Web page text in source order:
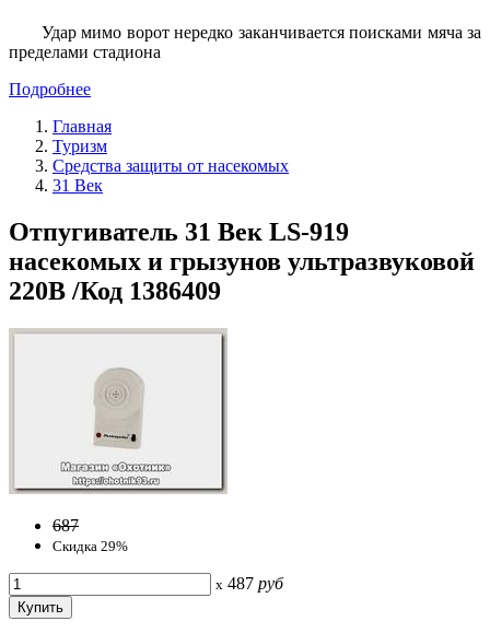
Удар мимо ворот нередко заканчивается поисками мяча за
пределами стадиона
Подробнее
Главная
Туризм
Средства защиты от насекомых
31 Век
Отпугиватель 31 Век LS-919
насекомых и грызунов ультразвуковой
220В /Код 1386409
687
Скидка 29%
x 487 руб